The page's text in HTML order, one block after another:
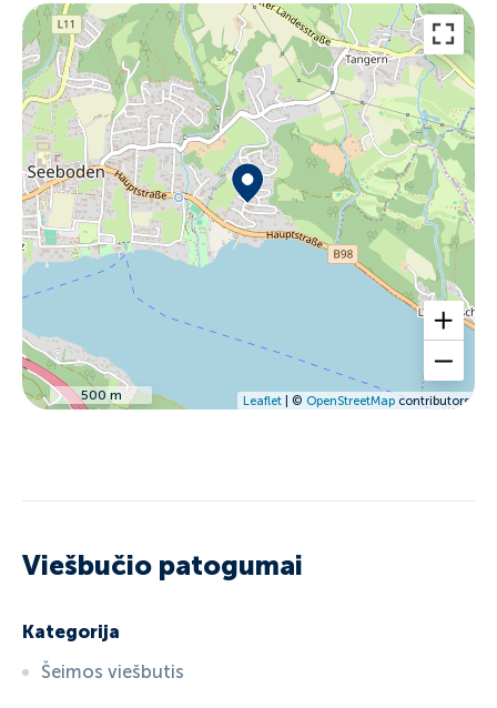
500 m Leaflet| © OpenStreetMapcontributors
Viešbučio patogumai
Kategorija
Šeimos viešbutis